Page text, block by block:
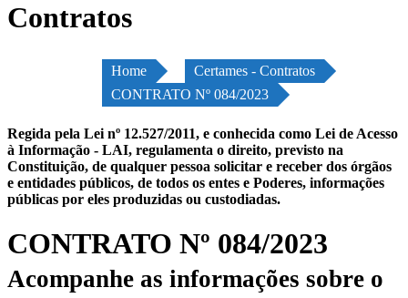
Contratos
Home
Certames - Contratos
CONTRATO Nº 084/2023
Regida pela Lei nº 12.527/2011, e conhecida como Lei de Acesso
à Informação - LAI, regulamenta o direito, previsto na
Constituição, de qualquer pessoa solicitar e receber dos órgãos
e entidades públicos, de todos os entes e Poderes, informações
públicas por eles produzidas ou custodiadas.
CONTRATO Nº 084/2023
Acompanhe as informações sobre o